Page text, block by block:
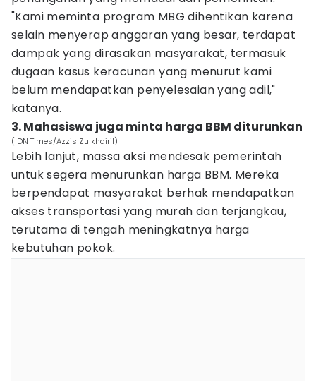
"Kami meminta program MBG dihentikan karena
selain menyerap anggaran yang besar, terdapat
dampak yang dirasakan masyarakat, termasuk
dugaan kasus keracunan yang menurut kami
belum mendapatkan penyelesaian yang adil,"
katanya.
3. Mahasiswa juga minta harga BBM diturunkan
(IDN Times/Azzis Zulkhairil)
Lebih lanjut, massa aksi mendesak pemerintah
untuk segera menurunkan harga BBM. Mereka
berpendapat masyarakat berhak mendapatkan
akses transportasi yang murah dan terjangkau,
terutama di tengah meningkatnya harga
kebutuhan pokok.